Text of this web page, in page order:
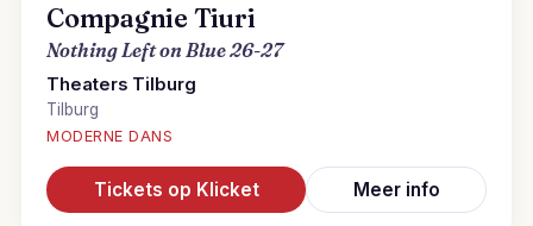
Compagnie Tiuri
Nothing Left on Blue 26-27
Theaters Tilburg
Tilburg
MODERNE DANS
Tickets op Klicket Meer info